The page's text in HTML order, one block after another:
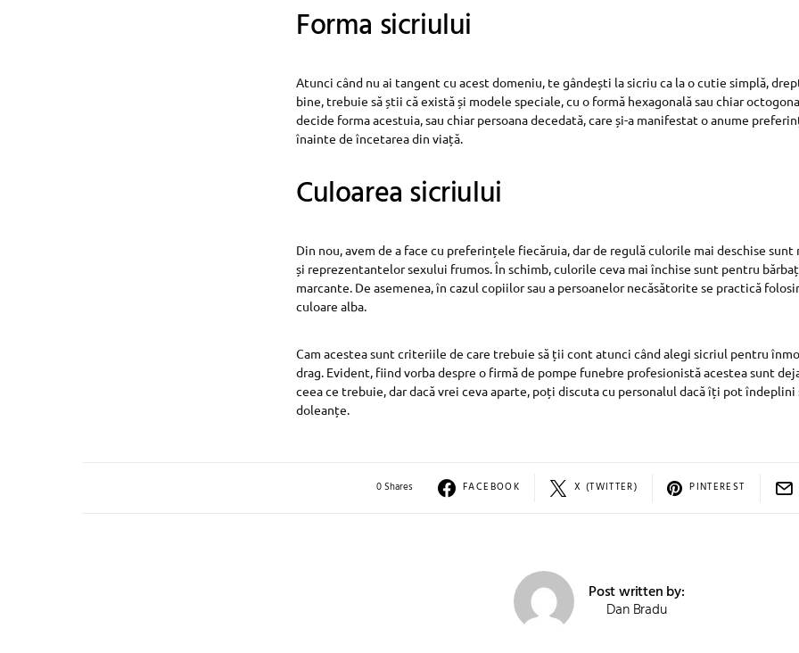
Forma sicriului
Atunci când nu ai tangent cu acest domeniu, te gândești la sicriu ca la o cutie simplă,
bine, trebuie să știi că există și modele speciale, cu o formă hexagonală sau chiar
decide forma acestuia, sau chiar persoana decedată, care și-a manifestat o anume
înainte de încetarea din viață.
Culoarea sicriului
Din nou, avem de a face cu preferințele fiecăruia, dar de regulă culorile mai deschise
și reprezentantelor sexului frumos. În schimb, culorile ceva mai închise sunt pentru
marcante. De asemenea, în cazul copiilor sau a persoanelor necăsătorite se practică
culoare alba.
Cam acestea sunt criteriile de care trebuie să ții cont atunci când alegi sicriul pentru
drag. Evident, fiind vorba despre o firmă de pompe funebre profesionistă acestea sunt
ceea ce trebuie, dar dacă vrei ceva aparte, poți discuta cu personalul dacă îți pot îndeplini
doleanțe.
0 Shares FACEBOOK X (TWITTER) PINTEREST
Post written by:
Dan Bradu